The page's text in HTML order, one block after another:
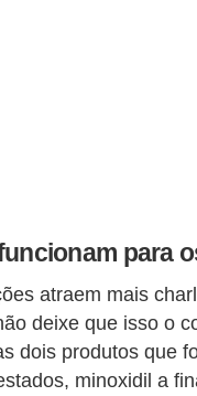
para
atraem mais
deixe que isso o
dois produtos que
minoxidil a